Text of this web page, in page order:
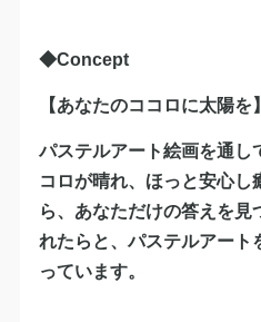
◆Concept
【あなたのココロに太陽を】
パステルアート絵画を通し
コロが晴れ、ほっと安心し
ら、あなただけの答えを見
れたらと、パステルアート
っています。